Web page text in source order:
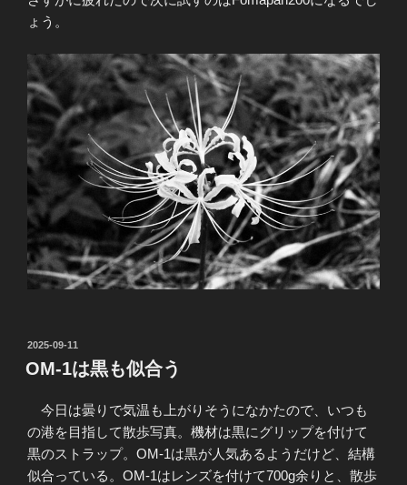
ょう。
投
稿
日:
2025-09-11
OM-1は黒も似合う
今日は曇りで気温も上がりそうになかたので、いつも
の港を目指して散歩写真。機材は黒にグリップを付けて
黒のストラップ。OM-1は黒が人気あるようだけど、結構
似合っている。OM-1はレンズを付けて700g余りと、散歩